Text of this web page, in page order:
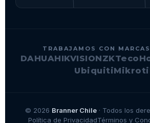
TRABAJAMOS CON
DAHUAHIKVISIONZKTeco
Ubiquiti
© 2026 Branner Chile· Todos los
Política de PrivacidadTérminos y